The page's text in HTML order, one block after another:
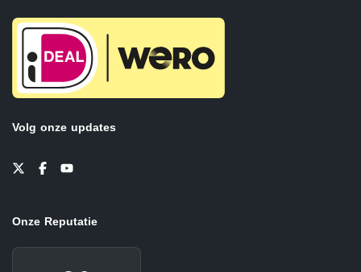
Volg onze updates
Onze Reputatie